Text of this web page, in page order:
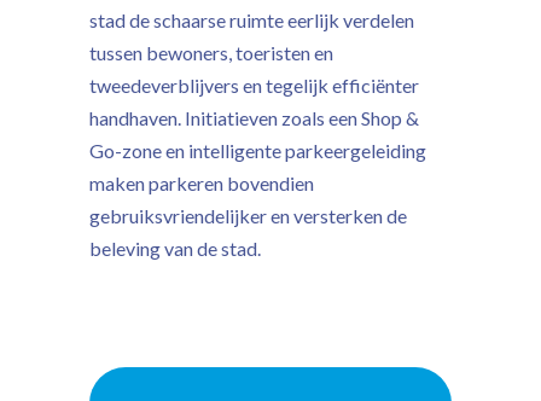
stad de schaarse ruimte eerlijk verdelen
tussen bewoners, toeristen en
tweedeverblijvers en tegelijk efficiënter
handhaven. Initiatieven zoals een Shop &
Go-zone en intelligente parkeergeleiding
maken parkeren bovendien
gebruiksvriendelijker en versterken de
beleving van de stad.